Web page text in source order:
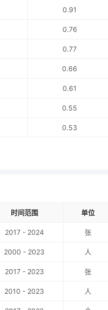
0.91
0.76
0.77
0.66
0.61
0.55
0.53
时间范围 单位
2017 - 2024 张
2000 - 2023 人
2017 - 2023 张
2010 - 2023 人